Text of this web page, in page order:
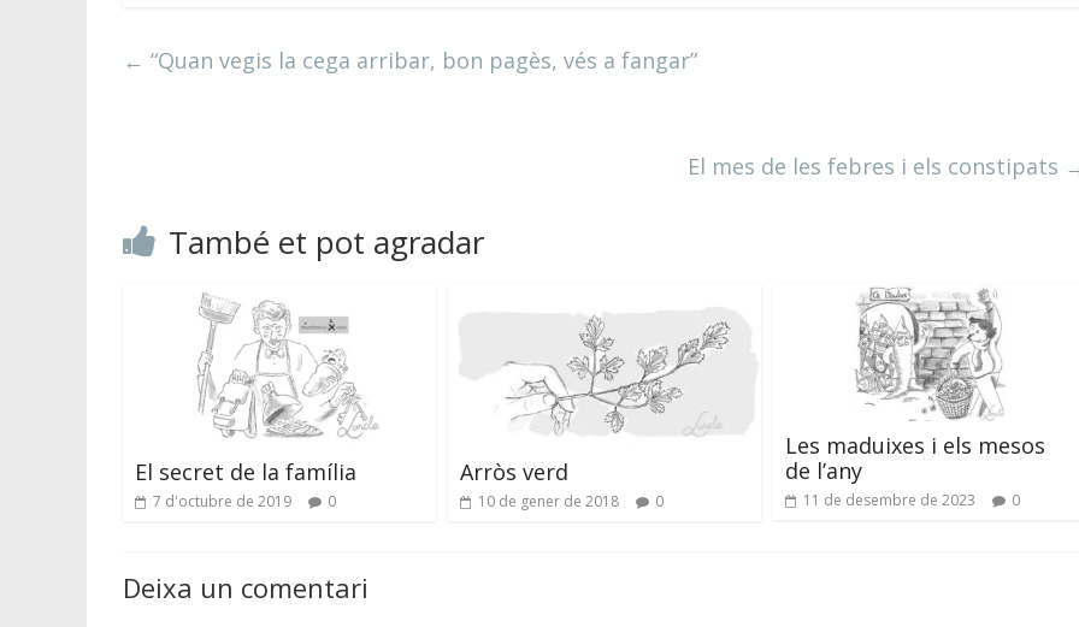
← “Quan vegis la cega arribar, bon pagès, vés a fangar”
El mes de les febres i els constipats
També et pot agradar
El secret de la família
7 d'octubre de 2019 0
Arròs verd
10 de gener de 2018 0
Les maduixes i els mesos
de l’any
11 de desembre de 2023 0
Deixa un comentari